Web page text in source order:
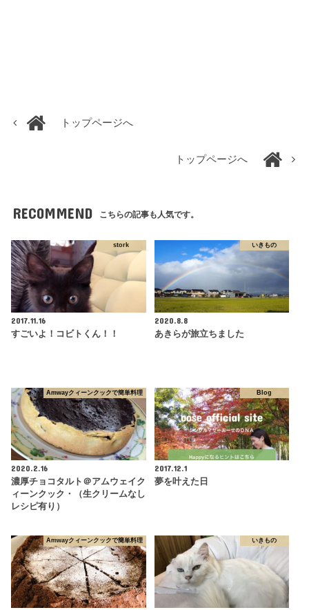
トップページへ
トップページへ
RECOMMEND こちらの記事も人気です。
stork
2017.11.16
すごいよ！コビトくん！！
いきもの
2020.8.8
あきらが旅立ちました
Amwayクィーンクックで簡単料理
2020.2.16
濃厚チョコタルト＠アムウェイク
ィーンクック・（生クリームなし
レシピ有り）
Blog
2017.12.1
夢を叶えた日
Amwayクィーンクックで簡単料理 いきもの